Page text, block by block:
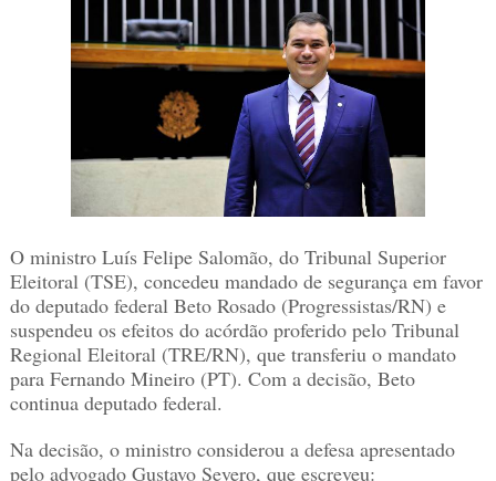
O ministro Luís Felipe Salomão, do Tribunal Superior
Eleitoral (TSE), concedeu mandado de segurança em favor
do deputado federal Beto Rosado (Progressistas/RN) e
suspendeu os efeitos do acórdão proferido pelo Tribunal
Regional Eleitoral (TRE/RN), que transferiu o mandato
para Fernando Mineiro (PT). Com a decisão, Beto
continua deputado federal.
Na decisão, o ministro considerou a defesa apresentado
pelo advogado Gustavo Severo, que escreveu: